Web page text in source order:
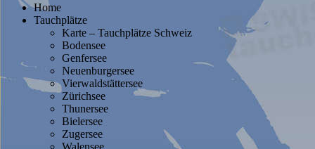
Home
Tauchplätze
Karte – Tauchplätze Schweiz
Bodensee
Genfersee
Neuenburgersee
Vierwaldstättersee
Zürichsee
Thunersee
Bielersee
Zugersee
Walensee